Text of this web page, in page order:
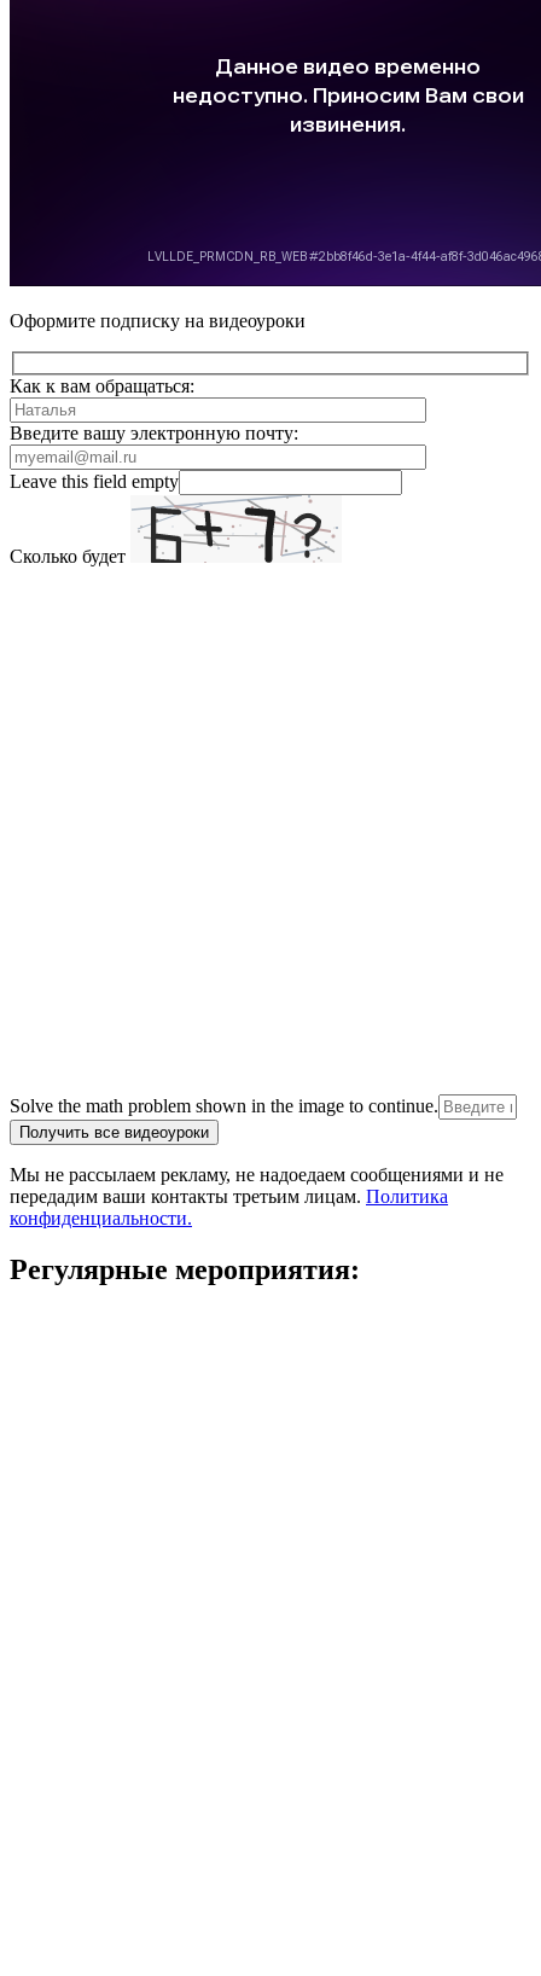
Оформите подписку на видеоуроки
Как к вам обращаться:
Введите вашу электронную почту:
Leave this field empty
Сколько будет
Solve the math problem shown in the image to continue.
Мы не рассылаем рекламу, не надоедаем сообщениями и не
передадим ваши контакты третьим лицам. Политика
конфиденциальности.
Регулярные мероприятия: